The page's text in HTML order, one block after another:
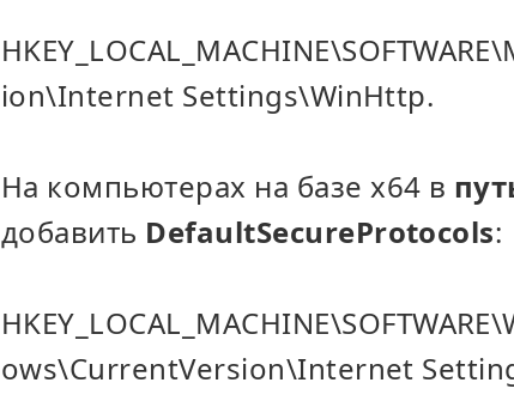
ion\Internet Settings\WinHttp.
На компьютерах на базе x64 в
добавить DefaultSecureProtocols:
ows\CurrentVersion\Internet